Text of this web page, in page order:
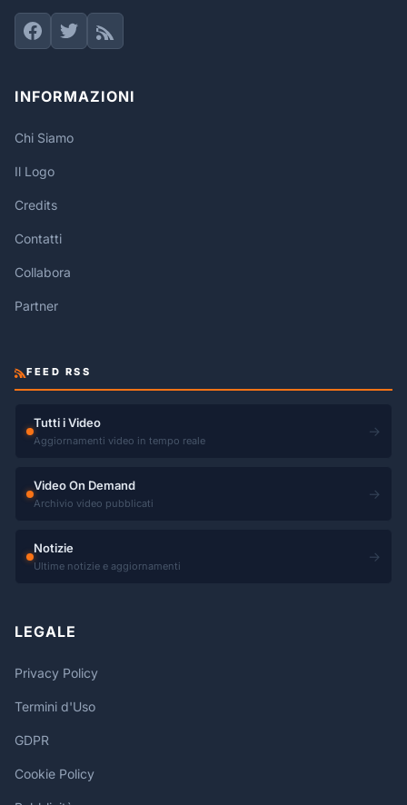
INFORMAZIONI
Chi Siamo
Il Logo
Credits
Contatti
Collabora
Partner
FEED RSS
Tutti i Video
Aggiornamenti video in tempo reale
→
Video On Demand
Archivio video pubblicati
→
Notizie
Ultime notizie e aggiornamenti
→
LEGALE
Privacy Policy
Termini d'Uso
GDPR
Cookie Policy